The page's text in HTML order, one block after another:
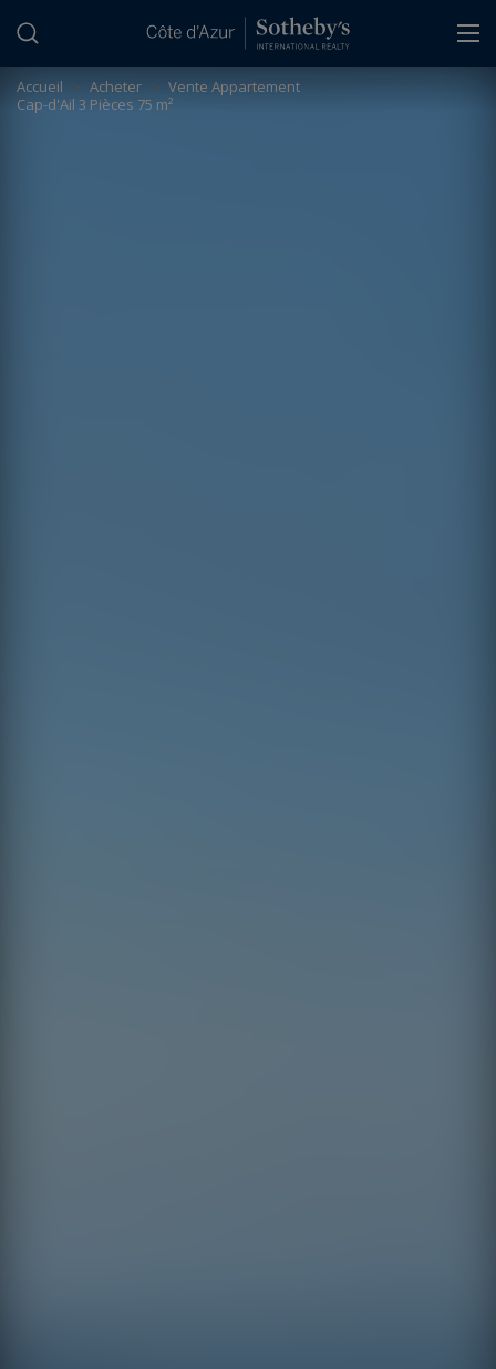
Accueil > Acheter > Vente Appartement
Cap-d'Ail 3 Pièces 75 m²